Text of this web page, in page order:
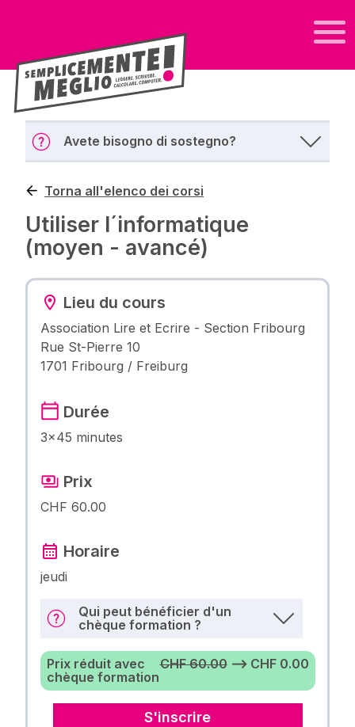
Avete bisogno di sostegno?
Torna all'elenco dei corsi
Utiliser l´informatique
(moyen - avancé)
Lieu du cours
Association Lire et Ecrire - Section Fribourg
Rue St-Pierre 10
1701 Fribourg / Freiburg
Durée
3×45 minutes
Prix
CHF 60.00
Horaire
jeudi
Qui peut bénéficier d'un
chèque formation ?
Prix réduit avec
chèque formation
CHF 60.00⟶ CHF 0.00
S'inscrire